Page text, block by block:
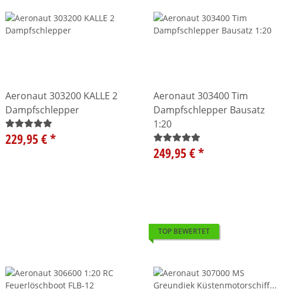
Aeronaut 303200 KALLE 2
Dampfschlepper
229,95 €*
Aeronaut 303400 Tim
Dampfschlepper Bausatz
1:20
249,95 €*
TOP BEWERTET